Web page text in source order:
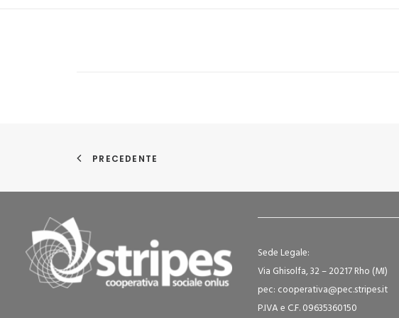
PRECEDENTE
Sede Legale:
Via Ghisolfa, 32 – 20217 Rho (MI)
pec: cooperativa@pec.stripes.it
P.IVA e C.F. 09635360150